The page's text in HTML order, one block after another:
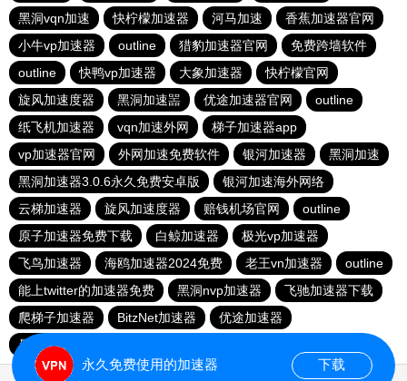
黑洞vqn加速
快柠檬加速器 河马加速
香蕉加速器官网
小牛vp加速器
outline 猎豹加速器官网
免费跨墙软件
outline
快鸭vp加速器 大象加速器
快柠檬官网
旋风加速度器
黑洞加速噐 优途加速器官网
outline
纸飞机加速器
vqn加速外网
梯子加速器app
vp加速器官网
外网加速免费软件 银河加速器
黑洞加速
黑洞加速器3.0.6永久免费安卓版
银河加速海外网络
云梯加速器
旋风加速度器 赔钱机场官网
outline
原子加速器免费下载
白鲸加速器
极光vp加速器
飞鸟加速器
海鸥加速器2024免费 老王vn加速器
outline
能上twitter的加速器免费
黑洞nvp加速器
飞驰加速器下载
爬梯子加速器
BitzNet加速器
优途加速器
暴雪vp永久免费加速器下载官网
永久免费使用的加速器 下载